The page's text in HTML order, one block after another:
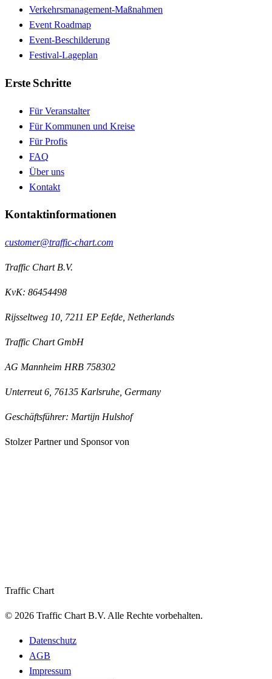
Verkehrsmanagement-Maßnahmen
Event Roadmap
Event-Beschilderung
Festival-Lageplan
Erste Schritte
Für Veranstalter
Für Kommunen und Kreise
Für Profis
FAQ
Über uns
Kontakt
Kontaktinformationen
customer@traffic-chart.com
Traffic Chart B.V.
KvK: 86454498
Rijsseltweg 10, 7211 EP Eefde, Netherlands
Traffic Chart GmbH
AG Mannheim HRB 758302
Unterreut 6, 76135 Karlsruhe, Germany
Geschäftsführer: Martijn Hulshof
Stolzer Partner und Sponsor von
Traffic Chart
© 2026 Traffic Chart B.V. Alle Rechte vorbehalten.
Datenschutz
AGB
Impressum